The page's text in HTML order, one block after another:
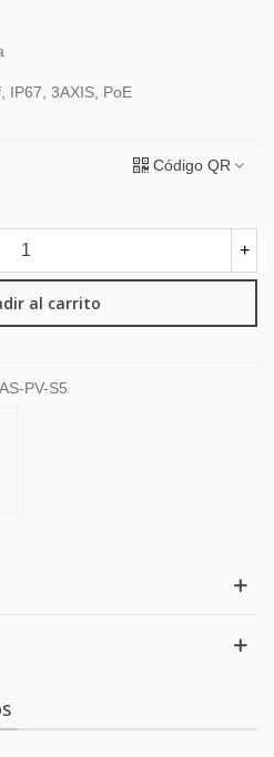
IP67, 3AXIS, PoE
Código QR
+
al carrito
PV-S5